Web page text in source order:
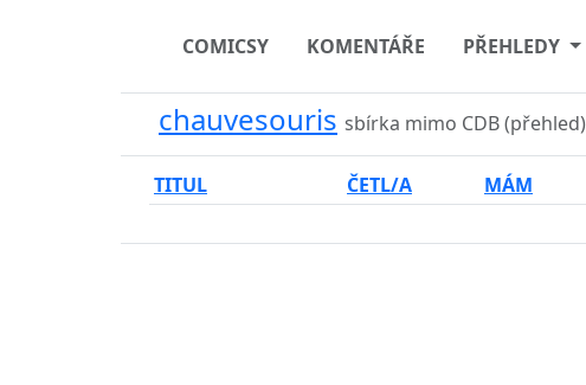
COMICSY KOMENTÁŘE PŘEHLEDY
chauvesouris sbírka mimo CDB (přehled)
TITUL ČETL/A MÁM